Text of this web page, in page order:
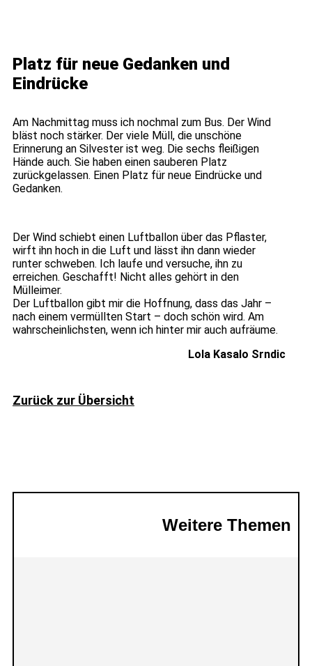
Platz für neue Gedanken und
Eindrücke
Am Nachmittag muss ich nochmal zum Bus. Der Wind
bläst noch stärker. Der viele Müll, die unschöne
Erinnerung an Silvester ist weg. Die sechs fleißigen
Hände auch. Sie haben einen sauberen Platz
zurückgelassen. Einen Platz für neue Eindrücke und
Gedanken.
Der Wind schiebt einen Luftballon über das Pflaster,
wirft ihn hoch in die Luft und lässt ihn dann wieder
runter schweben. Ich laufe und versuche, ihn zu
erreichen. Geschafft! Nicht alles gehört in den
Mülleimer.
Der Luftballon gibt mir die Hoffnung, dass das Jahr –
nach einem vermüllten Start – doch schön wird. Am
wahrscheinlichsten, wenn ich hinter mir auch aufräume.
Lola Kasalo Srndic
Zurück zur Übersicht
Weitere Themen